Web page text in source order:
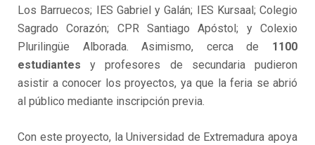
Los Barruecos; IES Gabriel y Galán; IES Kursaal; Colegio
Sagrado Corazón; CPR Santiago Apóstol; y Colexio
Plurilingüe Alborada. Asimismo, cerca de 1100
estudiantes y profesores de secundaria pudieron
asistir a conocer los proyectos, ya que la feria se abrió
al público mediante inscripción previa.
Con este proyecto, la Universidad de Extremadura apoya